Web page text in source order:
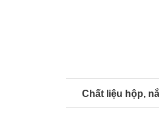
Chất liệu hộp,